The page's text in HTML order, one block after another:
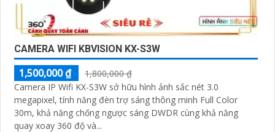
CAMERA WIFI KBVISION KX-S3W
1,500,000 ₫
1,800,000 ₫
Camera IP Wifi KX-S3W sở hữu hình ảnh sắc nét 3.0
megapixel, tính năng đèn trợ sáng thông minh Full Color
30m, khả năng chống ngược sáng DWDR cùng khả năng
quay xoay 360 độ và...